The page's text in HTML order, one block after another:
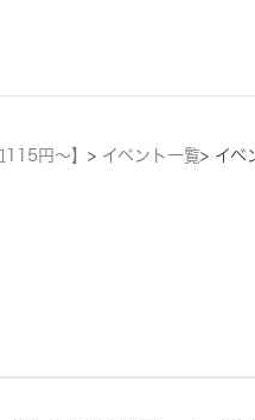
円～】 > イベント一覧> イベ